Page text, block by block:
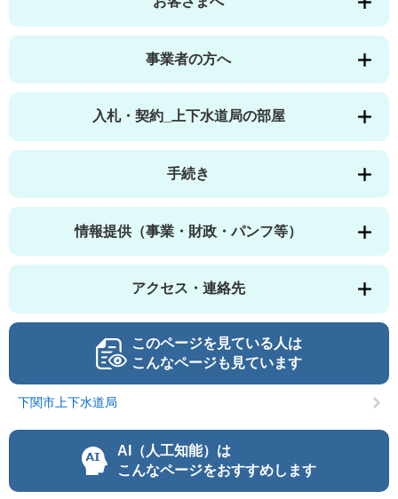
事業者の方へ
入札・契約_上下水道局の部屋
手続き
情報提供（事業・財政・パンフ等）
アクセス・連絡先
このページを見ている人は
こんなページも見ています
下関市上下水道局
AI（人工知能）は
こんなページをおすすめします